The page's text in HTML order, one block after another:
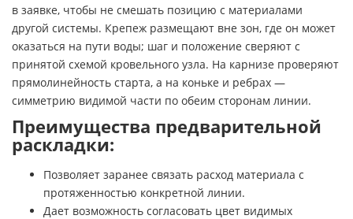
в заявке, чтобы не смешать позицию с материалами
другой системы. Крепеж размещают вне зон, где он может
оказаться на пути воды; шаг и положение сверяют с
принятой схемой кровельного узла. На карнизе проверяют
прямолинейность старта, а на коньке и ребрах —
симметрию видимой части по обеим сторонам линии.
Преимущества предварительной
раскладки:
Позволяет заранее связать расход материала с
протяженностью конкретной линии.
Дает возможность согласовать цвет видимых